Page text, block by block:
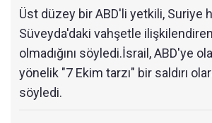
Üst düzey bir ABD'li yetkili, Suriye
Süveyda'daki vahşetle
olmadığını söyledi.‎İsrail, ABD'ye
yönelik "7 Ekim tarzı" bir saldırı
söyledi.